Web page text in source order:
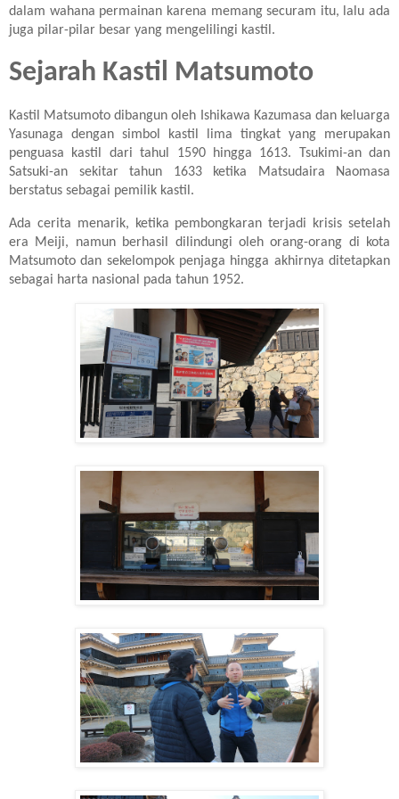
dalam wahana permainan karena memang securam itu, lalu ada
juga pilar-pilar besar yang mengelilingi kastil.
Sejarah Kastil Matsumoto
Kastil Matsumoto dibangun oleh Ishikawa Kazumasa dan keluarga
Yasunaga dengan simbol kastil lima tingkat yang merupakan
penguasa kastil dari tahul 1590 hingga 1613. Tsukimi-an dan
Satsuki-an sekitar tahun 1633 ketika Matsudaira Naomasa
berstatus sebagai pemilik kastil.
Ada cerita menarik, ketika pembongkaran terjadi krisis setelah
era Meiji, namun berhasil dilindungi oleh orang-orang di kota
Matsumoto dan sekelompok penjaga hingga akhirnya ditetapkan
sebagai harta nasional pada tahun 1952.